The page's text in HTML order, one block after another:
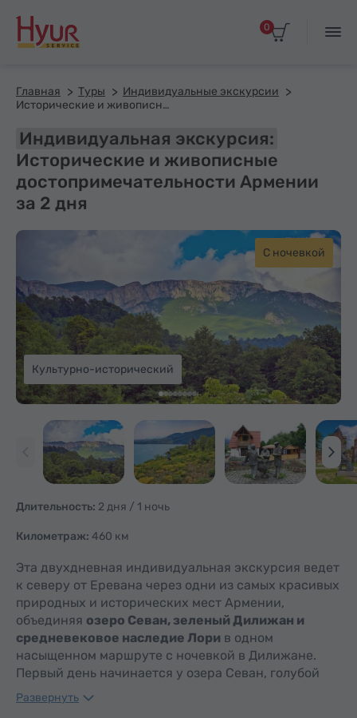
0
Главная Туры
Индивидуальные экскурсии
Исторические и живописные достопримечательности Армении за 2 дня
Индивидуальная экскурсия:
Исторические и живописные
достопримечательности Армении
за 2 дня
С ночевкой
Культурно-исторический
Длительность: 2 дня / 1 ночь
Километраж: 460 км
Эта двухдневная индивидуальная экскурсия ведет
к северу от Еревана через одни из самых красивых
природных и исторических мест Армении,
объединяя озеро Севан, зеленый Дилижан и
средневековое наследие Лори в одном
насыщенном маршруте с ночевкой в Дилижане.
Первый день начинается у озера Севан, голубой
жемчужины…
Развернуть